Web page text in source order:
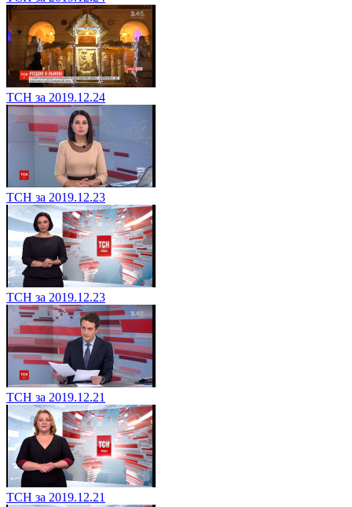
ТСН за 2019.12.24
ТСН за 2019.12.23
ТСН за 2019.12.23
ТСН за 2019.12.21
ТСН за 2019.12.21